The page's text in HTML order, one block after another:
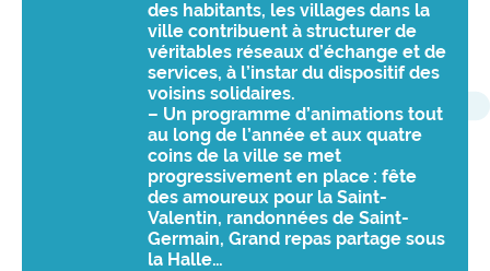
des habitants, les villages dans la
ville contribuent à structurer de
véritables réseaux d’échange et de
services, à l’instar du dispositif des
voisins solidaires.
– Un programme d’animations tout
au long de l’année et aux quatre
coins de la ville se met
progressivement en place : fête
des amoureux pour la Saint-
Valentin, randonnées de Saint-
Germain, Grand repas partage sous
la Halle…